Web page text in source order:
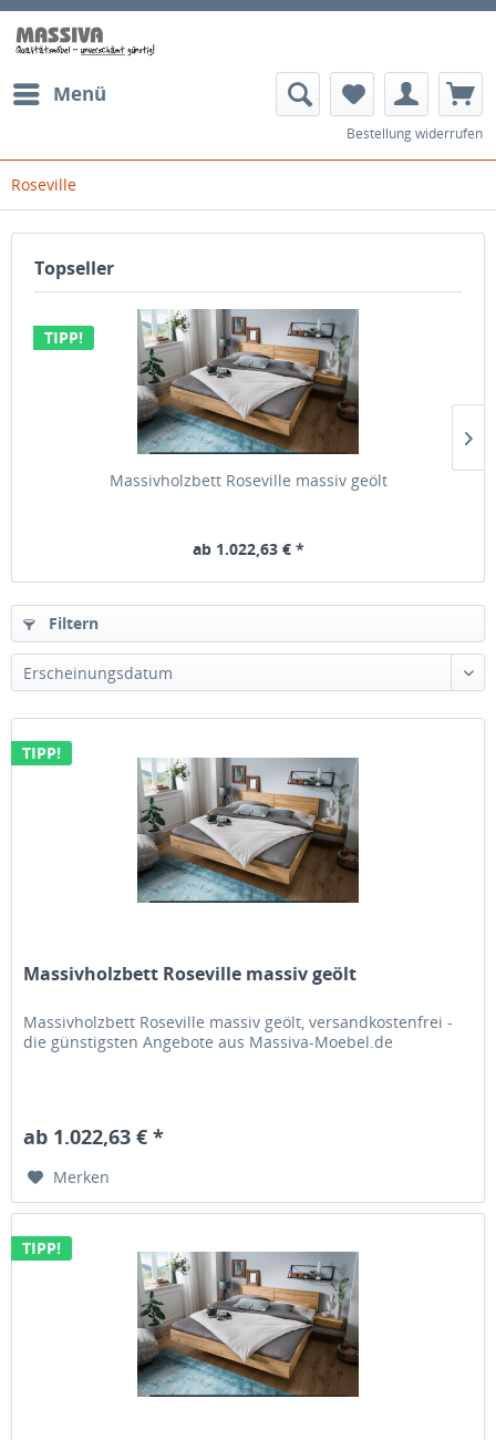
Menü
Bestellung widerrufen
Roseville
Topseller
TIPP!
Massivholzbett Roseville massiv geölt
ab 1.022,63 € *
Filtern
TIPP!
Massivholzbett Roseville massiv geölt
Massivholzbett Roseville massiv geölt, versandkostenfrei -
die günstigsten Angebote aus Massiva-Moebel.de
ab 1.022,63 € *
Merken
TIPP!